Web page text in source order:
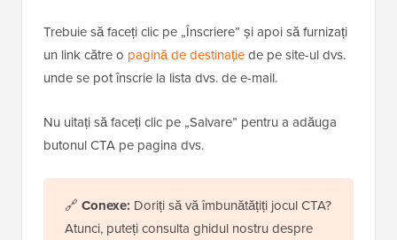
Trebuie să faceți clic pe „Înscriere” și apoi să furnizați
un link către o pagină de destinațiede pe site-ul dvs.
unde se pot înscrie la lista dvs. de e-mail.
Nu uitați să faceți clic pe „Salvare” pentru a adăuga
butonul CTA pe pagina dvs.
🔗 Conexe: Doriți să vă îmbunătățiți jocul CTA?
Atunci, puteți consulta ghidul nostru despre